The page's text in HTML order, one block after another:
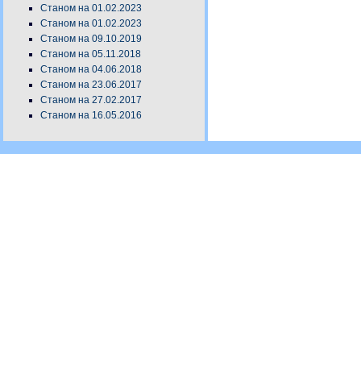
Станом на 01.02.2023
Станом на 01.02.2023
Станом на 09.10.2019
Станом на 05.11.2018
Станом на 04.06.2018
Станом на 23.06.2017
Станом на 27.02.2017
Станом на 16.05.2016